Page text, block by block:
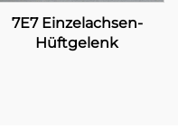
7E7 Einzelachsen-
Hüftgelenk